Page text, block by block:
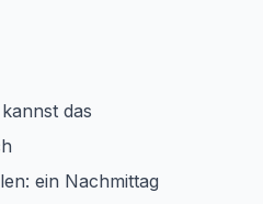
das
ein Nachmittag